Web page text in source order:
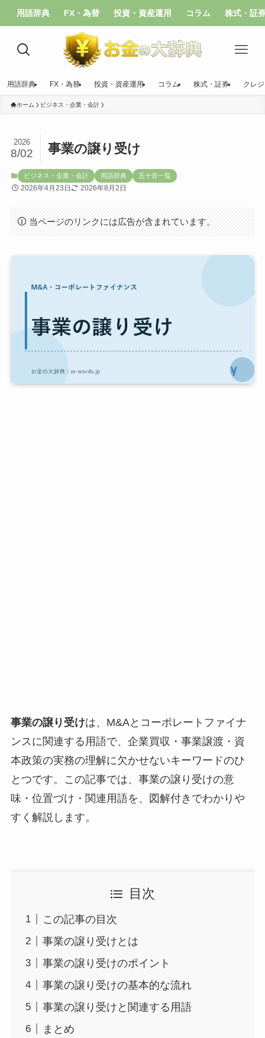
用語辞典 FX・為替 投資・資産運用 コラム 株式・証
用語辞典 FX・為替 投資・資産運用 コラム 株式・証券 クレ
ホーム ビジネス・企業・会計
事業の譲り受け
2026
8/02
ビジネス・企業・会計 用語辞典 五十音一覧
2026年4月23日 2026年8月2日
当ページのリンクには広告が含まれています。
事業の譲り受けは、M&Aとコーポレートファイナ
ンスに関連する用語で、企業買収・事業譲渡・資
本政策の実務の理解に欠かせないキーワードのひ
とつです。この記事では、事業の譲り受けの意
味・位置づけ・関連用語を、図解付きでわかりや
すく解説します。
目次
この記事の目次
事業の譲り受けとは
事業の譲り受けのポイント
事業の譲り受けの基本的な流れ
事業の譲り受けと関連する用語
まとめ